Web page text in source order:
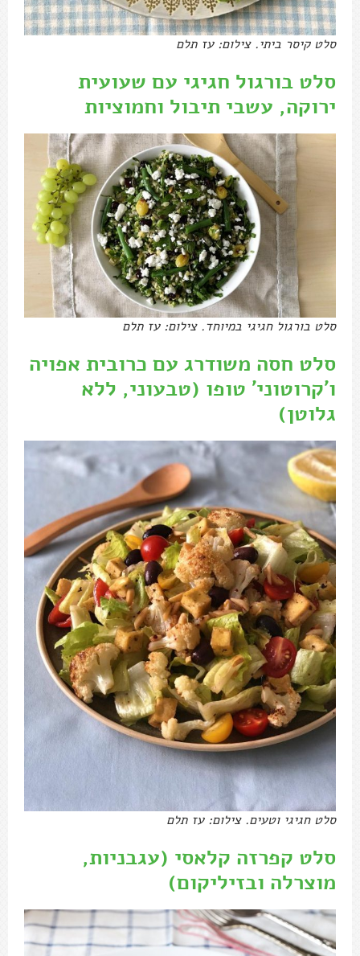
סלט קיסר ביתי. צילום: עז תלם
סלט בורגול חגיגי עם שעועית
ירוקה, עשבי תיבול וחמוציות
סלט בורגול חגיגי במיוחד. צילום: עז תלם
סלט חסה משודרג עם כרובית אפויה
ו'קרוטוני' טופו (טבעוני, ללא
גלוטן)
סלט חגיגי וטעים. צילום: עז תלם
סלט קפרזה קלאסי (עגבניות,
מוצרלה ובזיליקום)